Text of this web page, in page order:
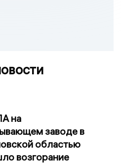
на
заводе в
областью
возгорание